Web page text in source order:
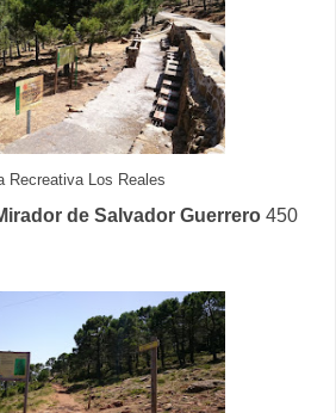
Recreativa Los Reales
de Salvador Guerrero 450